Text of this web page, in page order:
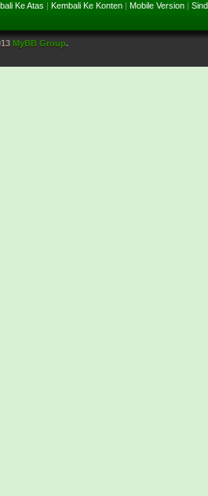
Ke Atas | Kembali Ke Konten | Mobile Version |
MyBB Group.